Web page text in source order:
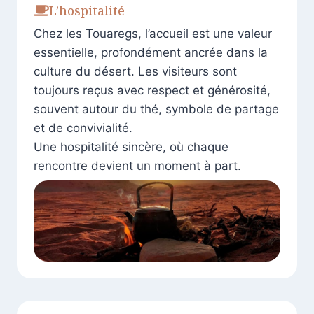
L’hospitalité
Chez les Touaregs, l’accueil est une valeur
essentielle, profondément ancrée dans la
culture du désert. Les visiteurs sont
toujours reçus avec respect et générosité,
souvent autour du thé, symbole de partage
et de convivialité.
Une hospitalité sincère, où chaque
rencontre devient un moment à part.